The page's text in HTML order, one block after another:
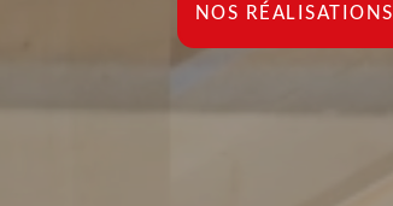
NOS RÉALISATIONS